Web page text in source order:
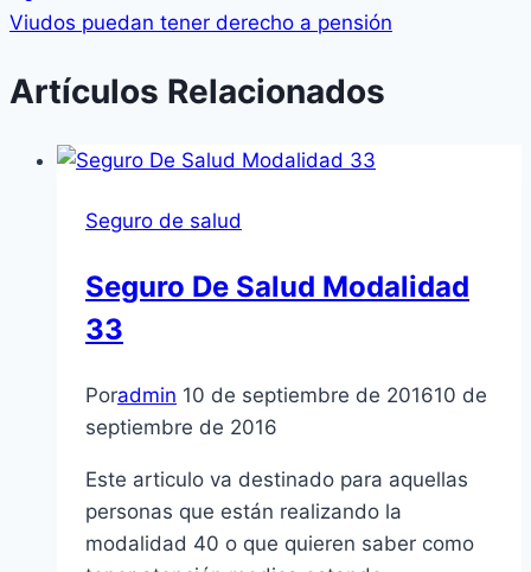
Viudos puedan tener derecho a pensión
Artículos Relacionados
Seguro de salud
Seguro De Salud Modalidad
33
Poradmin 10 de septiembre de 201610 de
septiembre de 2016
Este articulo va destinado para aquellas
personas que están realizando la
modalidad 40 o que quieren saber como